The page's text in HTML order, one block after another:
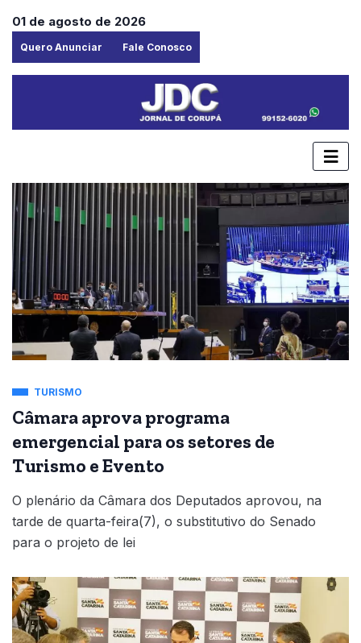
01 de agosto de 2026
Quero Anunciar Fale Conosco
TURISMO
Câmara aprova programa
emergencial para os setores de
Turismo e Evento
O plenário da Câmara dos Deputados aprovou, na
tarde de quarta-feira(7), o substitutivo do Senado
para o projeto de lei